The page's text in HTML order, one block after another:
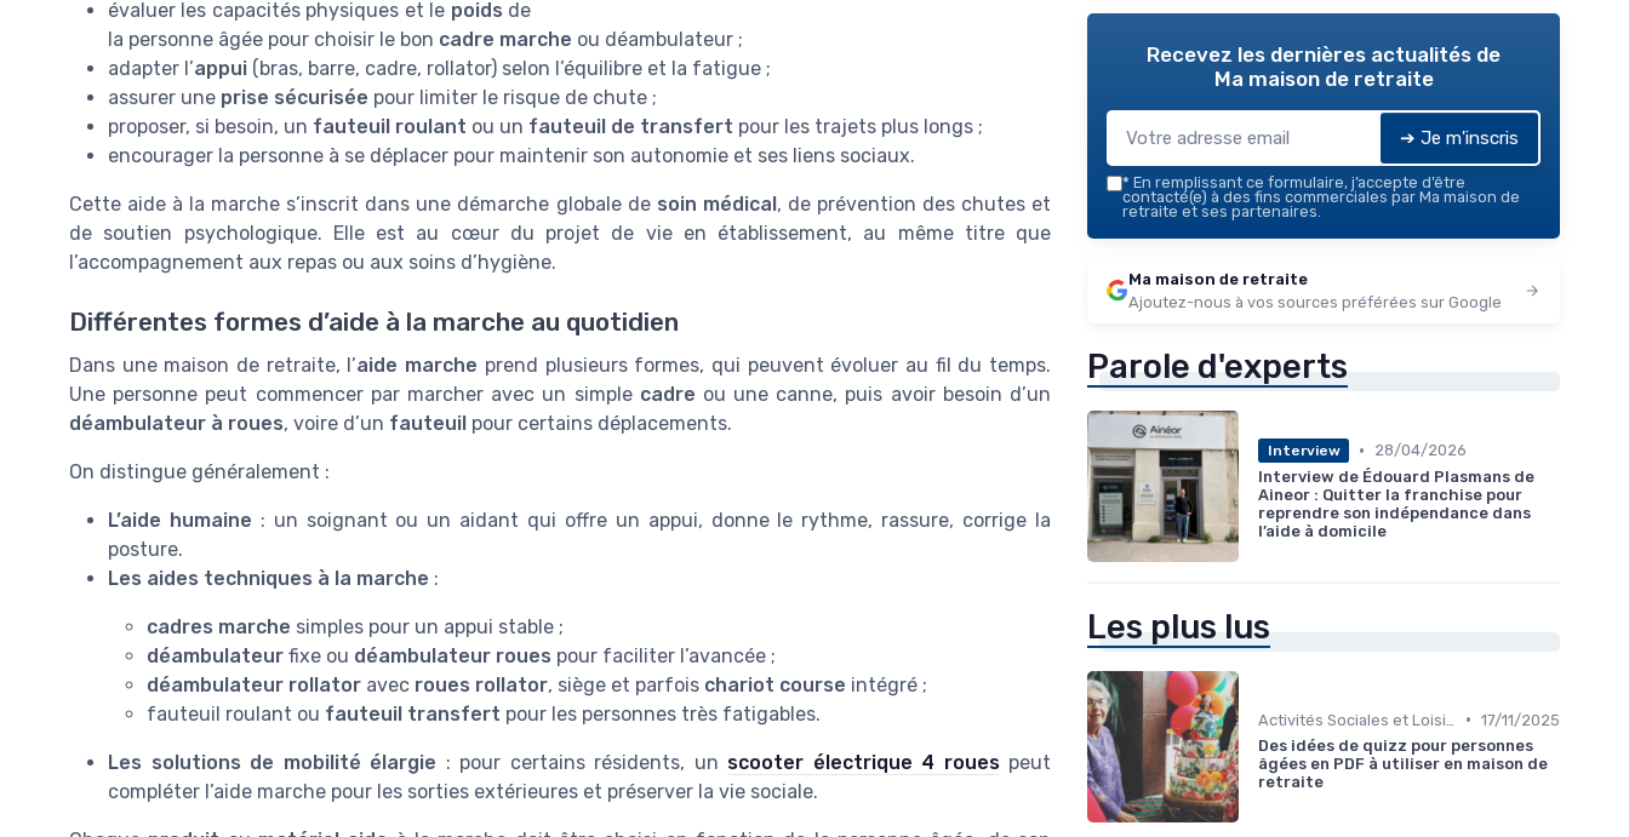
évaluer les capacités physiques et le poids de
la personne âgée pour choisir le bon cadre marche ou déambulateur ;
adapter l’appui (bras, barre, cadre, rollator) selon l’équilibre et la fatigue ;
assurer une prise sécurisée pour limiter le risque de chute ;
proposer, si besoin, un fauteuil roulant ou un fauteuil de transfert pour les trajets plus longs ;
encourager la personne à se déplacer pour maintenir son autonomie et ses liens sociaux.
Cette aide à la marche s’inscrit dans une démarche globale de soin médical , de prévention des chutes et
de soutien psychologique. Elle est au cœur du projet de vie en établissement, au même titre que
l’accompagnement aux repas ou aux soins d’hygiène.
Différentes formes d’aide à la marche au quotidien
Dans une maison de retraite, l’aide marche prend plusieurs formes, qui peuvent évoluer au fil du temps.
Une personne peut commencer par marcher avec un simple cadre ou une canne, puis avoir besoin d’un
déambulateur à roues, voire d’un fauteuil pour certains déplacements.
On distingue généralement :
L’aide humaine : un soignant ou un aidant qui offre un appui, donne le rythme, rassure, corrige la
posture.
Les aides techniques à la marche :
cadres marche simples pour un appui stable ;
déambulateur fixe ou déambulateur roues pour faciliter l’avancée ;
déambulateur rollator avec roues rollator, siège et parfois chariot course intégré ;
fauteuil roulant ou fauteuil transfert pour les personnes très fatigables.
Les solutions de mobilité élargie : pour certains résidents, un scooter électrique 4 rouespeut
compléter l’aide marche pour les sorties extérieures et préserver la vie sociale.
Recevez les dernières actualités de
Ma maison de retraite
➔ Je m'inscris
* En remplissant ce formulaire, j’accepte d’être
contacté(e) à des fins commerciales par Ma maison de
retraite et ses partenaires.
Ma maison de retraite
Ajoutez-nous à vos sources préférées sur Google
Parole d'experts
Interview •
28/04/2026
Interview de Édouard Plasmans de
Aineor : Quitter la franchise pour
reprendre son indépendance dans
l’aide à domicile
Les plus lus
• 17/11/2025
Des idées de quizz pour personnes
âgées en PDF à utiliser en maison de
retraite